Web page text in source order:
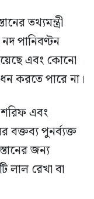
তথ্যমন্ত্রী
পানিবণ্টন
এবং কোনো
করতে পারে না।
শরিফ এবং
বক্তব্য পুনর্ব্যক্ত
জন্য
লাল রেখা বা